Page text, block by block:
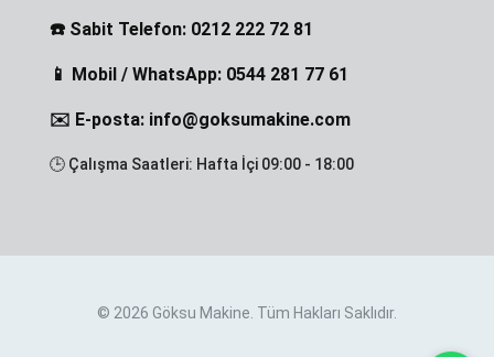
☎️ Sabit Telefon: 0212 222 72 81
📱 Mobil / WhatsApp: 0544 281 77 61
✉️ E-posta: info@goksumakine.com
🕒 Çalışma Saatleri: Hafta İçi 09:00 - 18:00